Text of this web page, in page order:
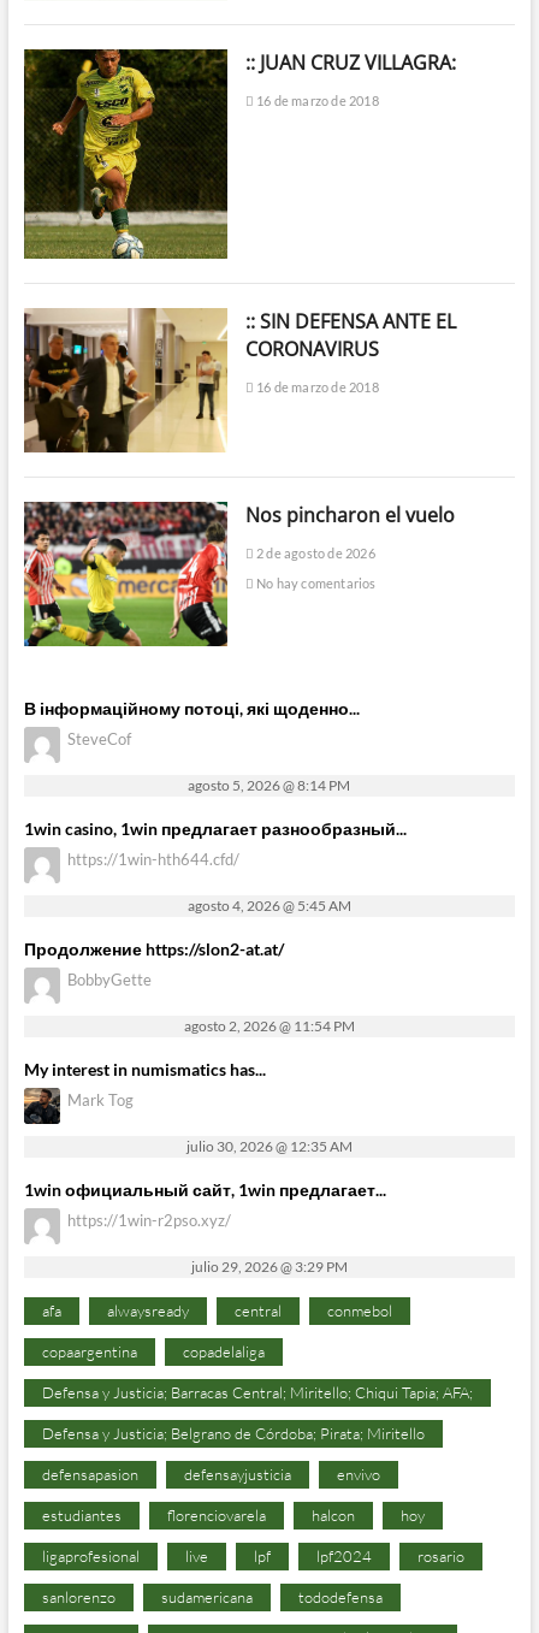
:: JUAN CRUZ VILLAGRA:
16 de marzo de 2018
:: SIN DEFENSA ANTE EL
CORONAVIRUS
16 de marzo de 2018
Nos pincharon el vuelo
2 de agosto de 2026
No hay comentarios
В інформаційному потоці, які щоденно...
SteveCof
agosto 5, 2026 @ 8:14 PM
1win casino, 1win предлагает разнообразный...
https://1win-hth644.cfd/
agosto 4, 2026 @ 5:45 AM
Продолжение https://slon2-at.at/
BobbyGette
agosto 2, 2026 @ 11:54 PM
My interest in numismatics has...
Mark Tog
julio 30, 2026 @ 12:35 AM
1win официальный сайт, 1win предлагает...
https://1win-r2pso.xyz/
julio 29, 2026 @ 3:29 PM
afa alwaysready central conmebol
copaargentina copadelaliga
Defensa y Justicia; Barracas Central; Miritello; Chiqui Tapia; AFA;
Defensa y Justicia; Belgrano de Córdoba; Pirata; Miritello
defensapasion defensayjusticia envivo
estudiantes florenciovarela halcon hoy
ligaprofesional live lpf lpf2024 rosario
sanlorenzo sudamericana tododefensa